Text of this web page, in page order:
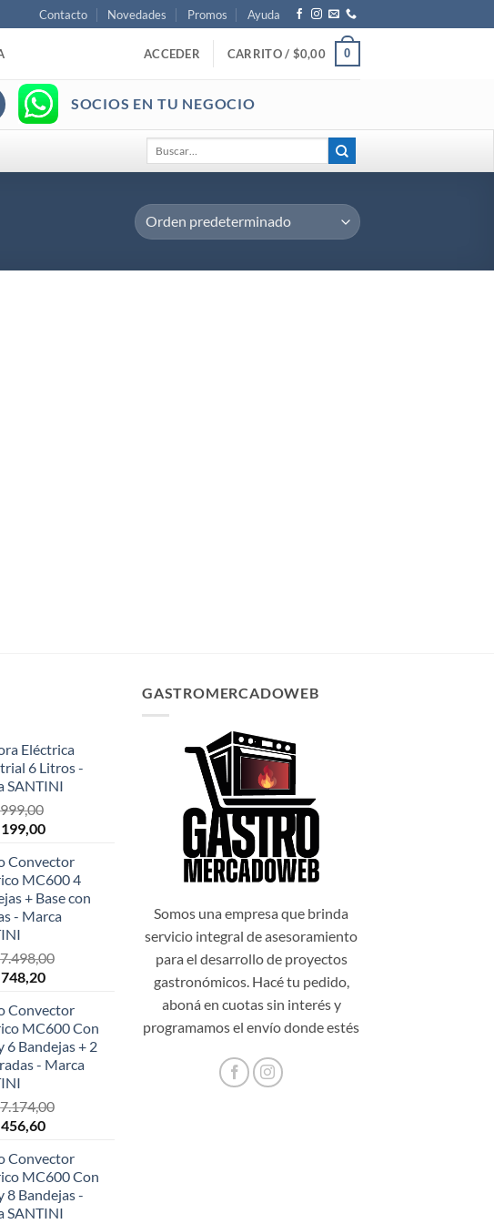
Contacto Novedades Promos Ayuda
ACCEDER CARRITO / $0,00 0
SOCIOS EN TU NEGOCIO
por:
Eléctrica
6 Litros -
SANTINI
El
actual
es:
$108.199,00.
Convector
MC600 4
+ Base con
- Marca
El
actual
es:
$942.748,20.
Convector
MC600 Con
6 Bandejas + 2
- Marca
El
actual
es:
$942.456,60.
Convector
MC600 Con
8 Bandejas -
SANTINI
GASTROMERCADOWEB
Somos una empresa que brinda
servicio integral de asesoramiento
para el desarrollo de proyectos
gastronómicos. Hacé tu pedido,
aboná en cuotas sin interés y
programamos el envío donde estés